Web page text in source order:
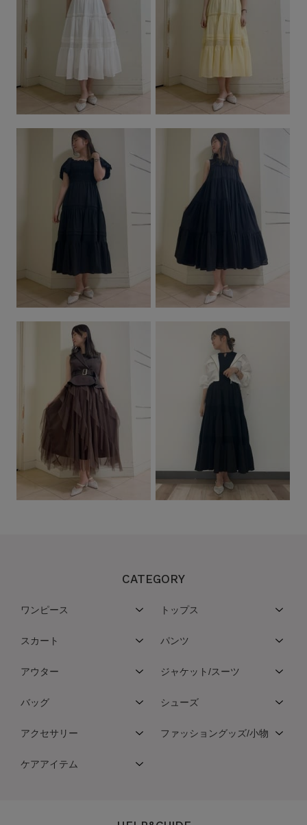
CATEGORY
ワンピース トップス
スカート パンツ
アウター ジャケット/スーツ
バッグ シューズ
アクセサリー ファッショングッズ/小物
ケアアイテム